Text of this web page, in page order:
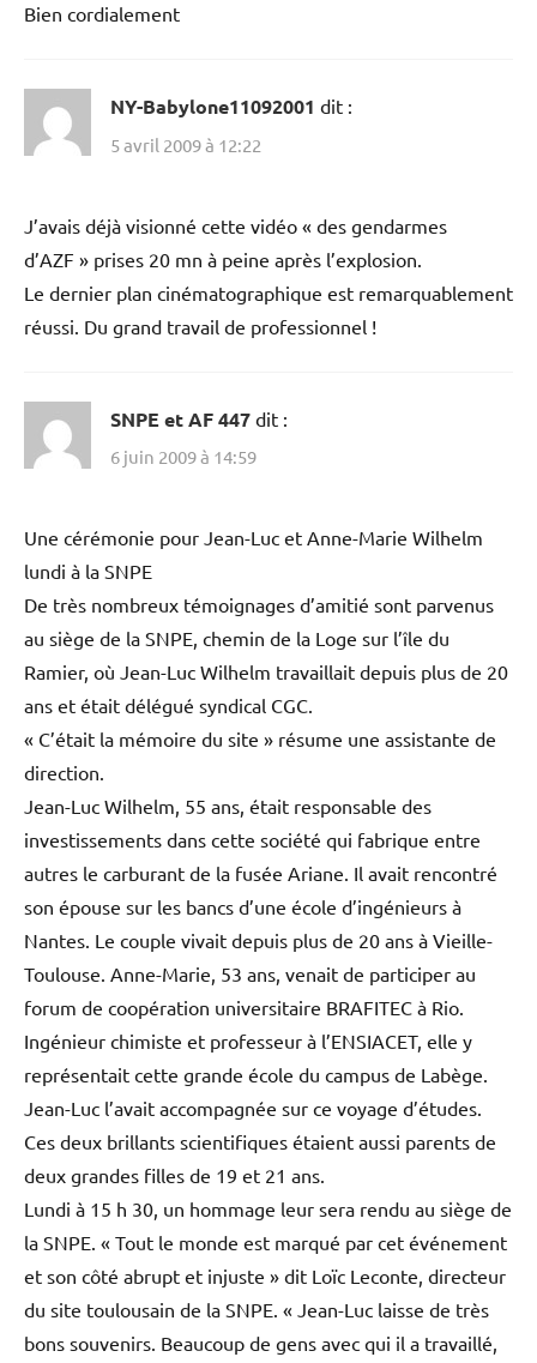
Bien cordialement
NY-Babylone11092001 dit :
5 avril 2009 à 12:22
J’avais déjà visionné cette vidéo « des gendarmes
d’AZF » prises 20 mn à peine après l’explosion.
Le dernier plan cinématographique est remarquablement
réussi. Du grand travail de professionnel !
SNPE et AF 447 dit :
6 juin 2009 à 14:59
Une cérémonie pour Jean-Luc et Anne-Marie Wilhelm
lundi à la SNPE
De très nombreux témoignages d’amitié sont parvenus
au siège de la SNPE, chemin de la Loge sur l’île du
Ramier, où Jean-Luc Wilhelm travaillait depuis plus de 20
ans et était délégué syndical CGC.
« C’était la mémoire du site » résume une assistante de
direction.
Jean-Luc Wilhelm, 55 ans, était responsable des
investissements dans cette société qui fabrique entre
autres le carburant de la fusée Ariane. Il avait rencontré
son épouse sur les bancs d’une école d’ingénieurs à
Nantes. Le couple vivait depuis plus de 20 ans à Vieille-
Toulouse. Anne-Marie, 53 ans, venait de participer au
forum de coopération universitaire BRAFITEC à Rio.
Ingénieur chimiste et professeur à l’ENSIACET, elle y
représentait cette grande école du campus de Labège.
Jean-Luc l’avait accompagnée sur ce voyage d’études.
Ces deux brillants scientifiques étaient aussi parents de
deux grandes filles de 19 et 21 ans.
Lundi à 15 h 30, un hommage leur sera rendu au siège de
la SNPE. « Tout le monde est marqué par cet événement
et son côté abrupt et injuste » dit Loïc Leconte, directeur
du site toulousain de la SNPE. « Jean-Luc laisse de très
bons souvenirs. Beaucoup de gens avec qui il a travaillé,